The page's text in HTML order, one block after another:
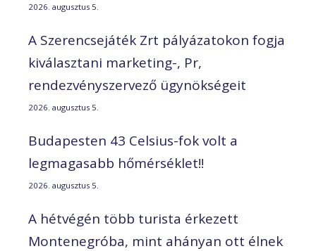
2026. augusztus 5.
A Szerencsejáték Zrt pályázatokon fogja
kiválasztani marketing-, Pr,
rendezvényszervező ügynökségeit
2026. augusztus 5.
Budapesten 43 Celsius-fok volt a
legmagasabb hőmérséklet!!
2026. augusztus 5.
A hétvégén több turista érkezett
Montenegróba, mint ahányan ott élnek